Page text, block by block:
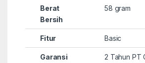
Berat
Bersih
58 gram
Fitur Basic
Garansi
2 Tahun PT